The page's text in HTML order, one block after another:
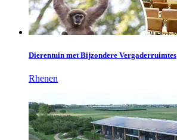
Dierentuin met Bijzondere Vergaderruimtes
Rhenen